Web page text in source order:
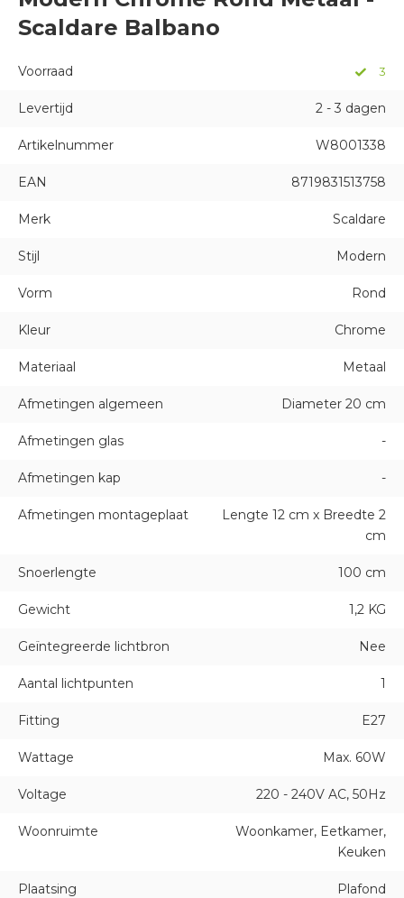
Scaldare Balbano
Voorraad 3
Levertijd 2 - 3 dagen
Artikelnummer W8001338
EAN 8719831513758
Merk Scaldare
Stijl Modern
Vorm Rond
Kleur Chrome
Materiaal Metaal
Afmetingen algemeen Diameter 20 cm
Afmetingen glas -
Afmetingen kap -
Afmetingen montageplaat
Lengte 12 cm x Breedte 2
cm
Snoerlengte 100 cm
Gewicht 1,2 KG
Geïntegreerde lichtbron Nee
Aantal lichtpunten 1
Fitting E27
Wattage Max. 60W
Voltage 220 - 240V AC, 50Hz
Woonruimte
Woonkamer, Eetkamer,
Keuken
Plaatsing Plafond